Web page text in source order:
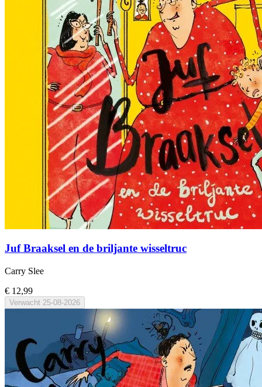
Juf Braaksel en de briljante wisseltruc
Carry Slee
€ 12,99
Verwacht 25-08-2026